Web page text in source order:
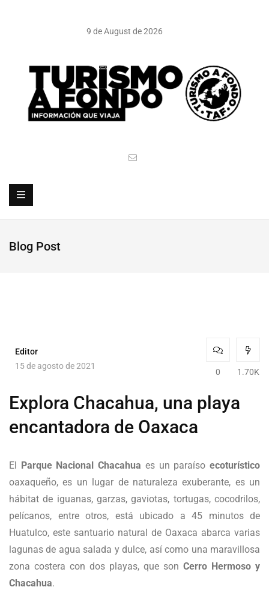
9 de August de 2026
Blog Post
Editor
15 de agosto de 2021
0 1.70K
Explora Chacahua, una playa
encantadora de Oaxaca
El Parque Nacional Chacahua es un paraísoecoturístico
oaxaqueño, es un lugar de naturaleza exuberante, es un
hábitat de iguanas, garzas, gaviotas, tortugas, cocodrilos,
pelícanos, entre otros, está ubicado a 45 minutos de
Huatulco, este santuario natural de Oaxaca abarca varias
lagunas de agua salada y dulce, así como una maravillosa
zona costera con dos playas, que son Cerro Hermoso y
Chacahua.